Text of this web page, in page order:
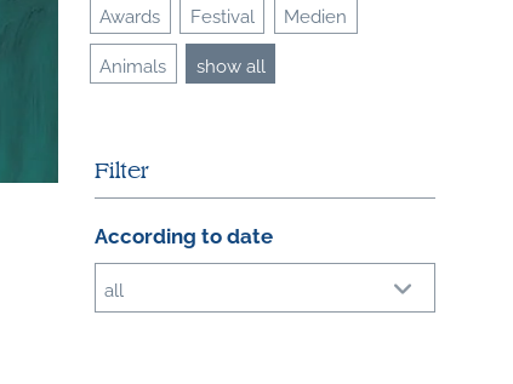
Awards Festival Medien
Animals show all
Filter
According to date
all